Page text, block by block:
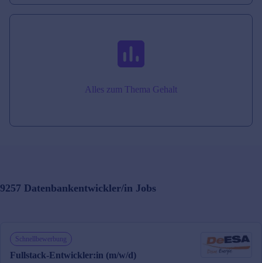
Alles zum Thema Gehalt
9257 Datenbankentwickler/in Jobs
Schnellbewerbung
Fullstack-Entwickler:in (m/w/d)